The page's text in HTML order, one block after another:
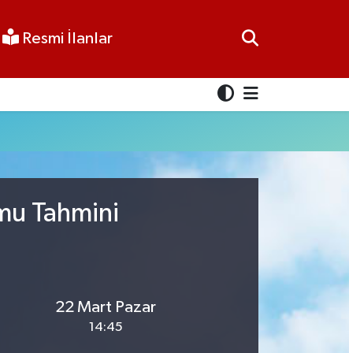
Resmi İlanlar
Tahmini
22 Mart Pazar
14:45